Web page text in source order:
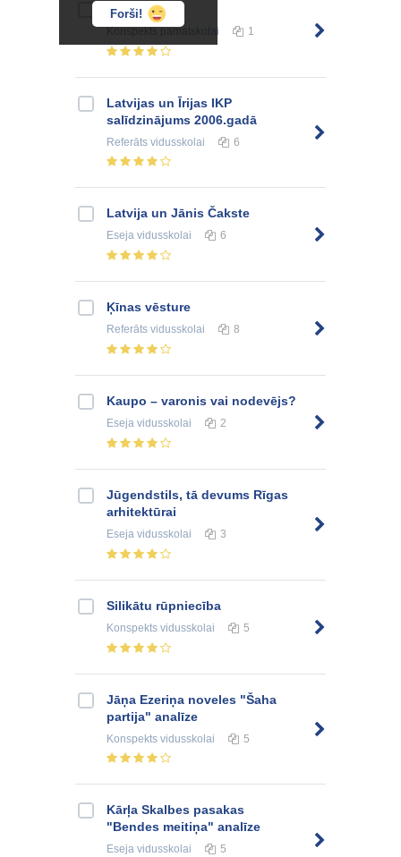
Forši!
Jaunie laiki
Konspektspamatskolai 1
Latvijas un Īrijas IKP
salīdzinājums 2006.gadā
Referāts vidusskolai 6
Latvija un Jānis Čakste
Eseja vidusskolai 6
Ķīnas vēsture
Referāts vidusskolai 8
Kaupo – varonis vai nodevējs?
Eseja vidusskolai 2
Jūgendstils, tā devums Rīgas
arhitektūrai
Eseja vidusskolai 3
Silikātu rūpniecība
Konspekts vidusskolai 5
Jāņa Ezeriņa noveles "Šaha
partija" analīze
Konspekts vidusskolai 5
Kārļa Skalbes pasakas
"Bendes meitiņa" analīze
Eseja vidusskolai 5